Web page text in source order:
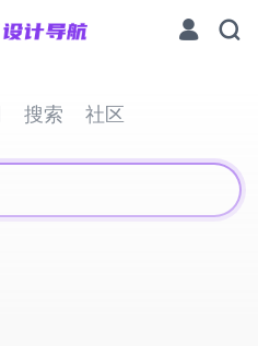
搜索 社区